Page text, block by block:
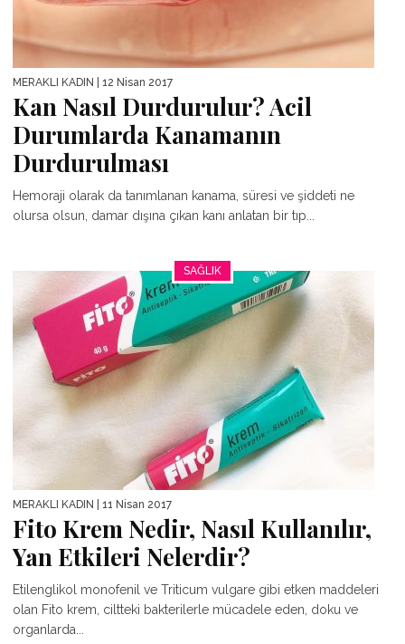
MERAKLI KADIN | 12 Nisan 2017
Kan Nasıl Durdurulur? Acil
Durumlarda Kanamanın
Durdurulması
Hemoraji olarak da tanımlanan kanama, süresi ve şiddeti ne
olursa olsun, damar dışına çıkan kanı anlatan bir tıp...
SAĞLIK
MERAKLI KADIN | 11 Nisan 2017
Fito Krem Nedir, Nasıl Kullanılır,
Yan Etkileri Nelerdir?
Etilenglikol monofenil ve Triticum vulgare gibi etken maddeleri
olan Fito krem, ciltteki bakterilerle mücadele eden, doku ve
organlarda...